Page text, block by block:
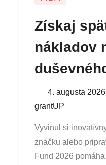
Získaj
nákladov
Posted
on
4. augusta 2026
grantUP
Vyvinul si
značku alebo
Fund 2026